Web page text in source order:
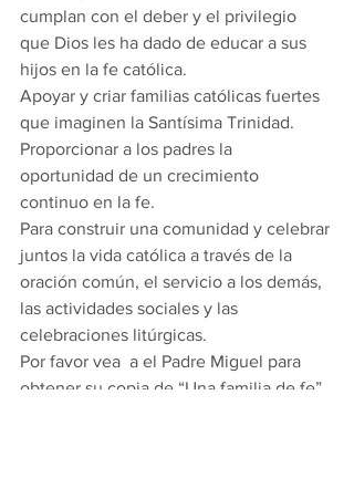
cumplan con el deber y el privilegio
que Dios les ha dado de educar a sus
hijos en la fe católica.
Apoyar y criar familias católicas fuertes
que imaginen la Santísima Trinidad.
Proporcionar a los padres la
oportunidad de un crecimiento
continuo en la fe.
Para construir una comunidad y celebrar
juntos la vida católica a través de la
oración común, el servicio a los demás,
las actividades sociales y las
celebraciones litúrgicas.
Por favor vea  a el Padre Miguel para
obtener su copia de “Una familia de fe”,